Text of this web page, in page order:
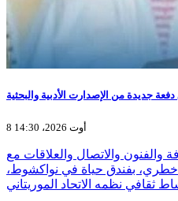
جديدة من الإصدارت الأدبية والبحثية
8 أوت 2026، 14:30
والفنون والاتصال والعلاقات مع
خطري، بفندق حياة في نواكشوط،